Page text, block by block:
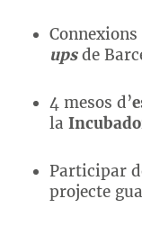
Connexions
upsde
4 mesos d’
la
Participar
projecte